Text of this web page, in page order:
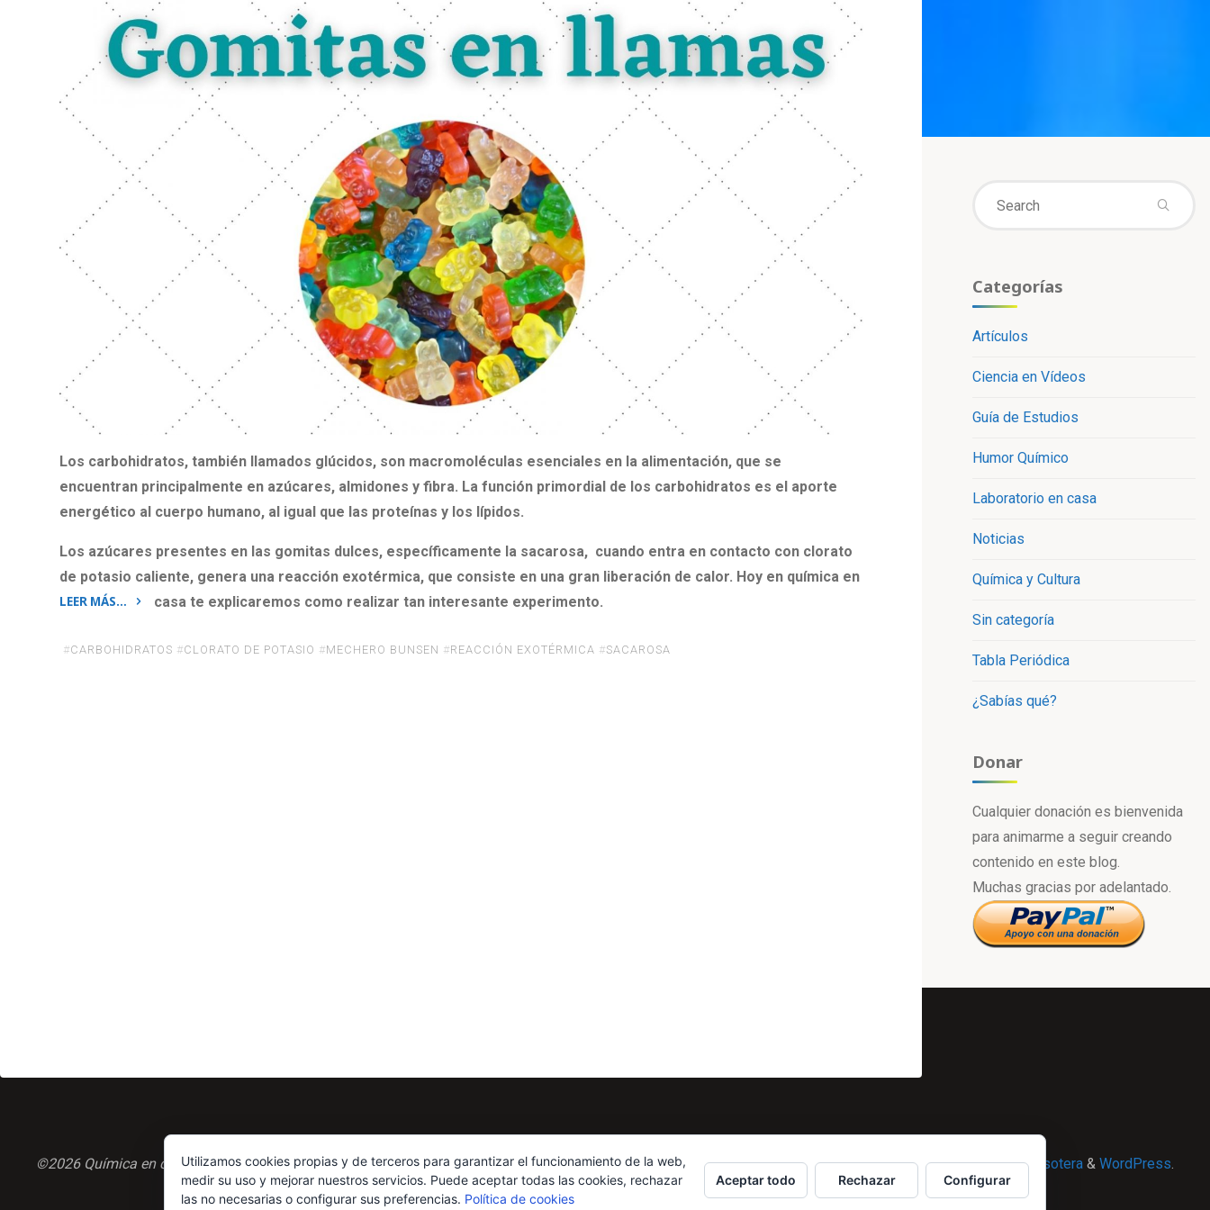
Los carbohidratos, también llamados glúcidos, son macromoléculas esenciales en la alimentación, que se
encuentran principalmente en azúcares, almidones y fibra. La función primordial de los carbohidratos es el aporte
energético al cuerpo humano, al igual que las proteínas y los lípidos.
Los azúcares presentes en las gomitas dulces, específicamente la sacarosa, cuando entra en contacto con clorato
de potasio caliente, genera una reacción exotérmica, que consiste en una gran liberación de calor. Hoy en química en
casa te explicaremos como realizar tan interesante experimento.
LEER MÁS…
química
#CARBOHIDRATOS #CLORATO DE POTASIO #MECHERO BUNSEN #REACCIÓN EXOTÉRMICA #SACAROSA
Categorías
Artículos
Ciencia en Vídeos
Guía de Estudios
Humor Químico
Laboratorio en casa
Noticias
Química y Cultura
Sin categoría
Tabla Periódica
¿Sabías qué?
Donar
Cualquier donación es bienvenida
para animarme a seguir creando
contenido en este blog.
Muchas gracias por adelantado.
Powered by Esotera & WordPress.
©2026 Química en casa.comUtilizamos cookies propias y de terceros para garantizar el funcionamiento de la web,
medir su uso y mejorar nuestros servicios. Puede aceptar todas las cookies, rechazar
las no necesarias o configurar sus preferencias. Política de cookies
Aceptar todo Rechazar Configurar